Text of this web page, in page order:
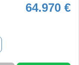
64.970 €